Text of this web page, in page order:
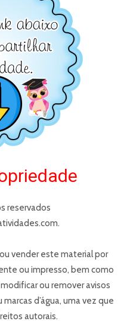
reservados
vender este material por
ou impresso, bem como
ou remover avisos
d’água, uma vez que
autorais.